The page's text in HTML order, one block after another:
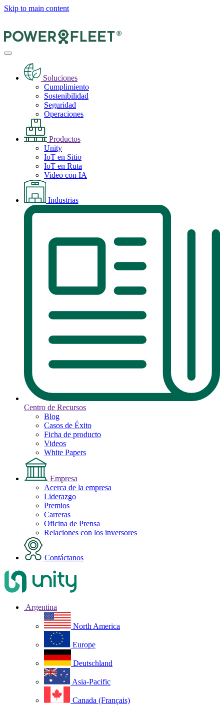
Skip to main content
Soluciones
Cumplimiento
Sostenibilidad
Seguridad
Operaciones
Productos
Unity
IoT en Sitio
IoT en Ruta
Video con IA
Industrias
Centro de Recursos
Blog
Casos de Éxito
Ficha de producto
Videos
White Papers
Empresa
Acerca de la empresa
Liderazgo
Premios
Carreras
Oficina de Prensa
Relaciones con los inversores
Contáctanos
Argentina
North America
Europe
Deutschland
Asia-Pacific
Canada (Français)